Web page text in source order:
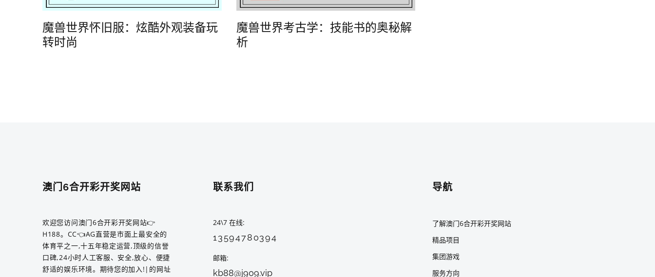
魔兽世界怀旧服：炫酷外观装备玩
转时尚
魔兽世界考古学：技能书的奥秘解
析
澳门6合开彩开奖网站
欢迎您访问澳门6合开彩开奖网站👉
H188。CC👈AG直营是市面上最安全的
体育平之一,十五年稳定运营,顶级的信誉
口碑,24小时人工客服、安全,放心、便捷
舒适的娱乐环境。期待您的加入!|的网址
联系我们
24\7 在线
13594780394
邮箱
kb88@j909.vip
导航
了解澳门6合开彩开奖网站
精品项目
集团游戏
服务方向